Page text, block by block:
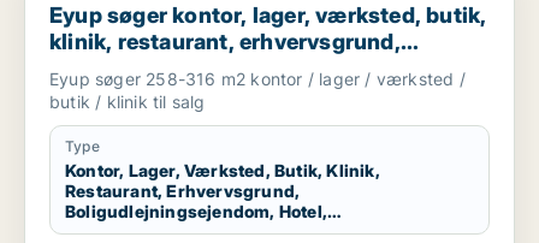
Eyup søger kontor, lager, værksted, butik,
klinik, restaurant, erhvervsgrund,
boligudlejningsejendom, hotel,
produktionslokaler eller garage til salg i
Esbjerg Centrum, Esbjerg Ø eller Esbjerg
N m.fl.
Eyup søger 258-316 m2 kontor / lager / værksted /
butik / klinik til salg
Type
Kontor, Lager, Værksted, Butik, Klinik,
Restaurant, Erhvervsgrund,
Boligudlejningsejendom, Hotel,
Produktionslokaler, Garage